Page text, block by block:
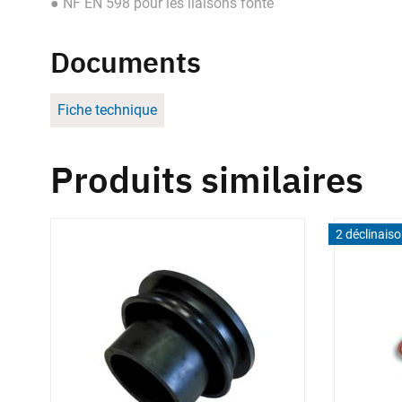
Documents
Fiche technique
Produits similaires
2